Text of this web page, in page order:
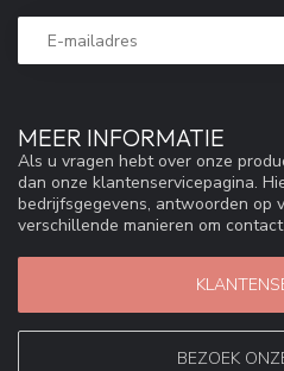
MEER INFORMATIE
Als u vragen hebt over onze
dan onze klantenservicepagina.
bedrijfsgegevens, antwoorden op
verschillende manieren om
BEZOEK